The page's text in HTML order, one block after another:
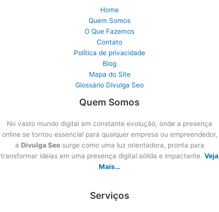
Home
Quem Somos
O Que Fazemos
Contato
Política de privacidade
Blog
Mapa do Site
Glossário Divulga Seo
Quem Somos
No vasto mundo digital em constante evolução, onde a presença
online se tornou essencial para qualquer empresa ou empreendedor,
a Divulga Seosurge como uma luz orientadora, pronta para
transformar ideias em uma presença digital sólida e impactante. Veja
Mais…
Serviços